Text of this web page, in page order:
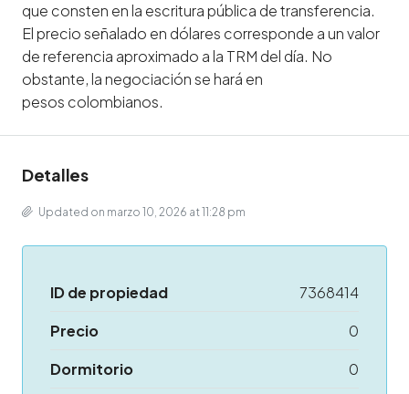
que consten en la escritura pública de transferencia.
El precio señalado en dólares corresponde a un valor
de referencia aproximado a la TRM del día. No
obstante, la negociación se hará en
pesos colombianos.
Detalles
Updated on marzo 10, 2026 at 11:28 pm
ID de propiedad
7368414
Precio
0
Dormitorio
0